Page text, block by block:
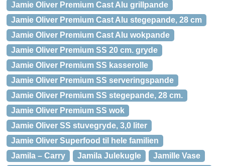
Jamie Oliver Premium Cast Alu grillpande
Jamie Oliver Premium Cast Alu stegepande, 28 cm
Jamie Oliver Premium Cast Alu wokpande
Jamie Oliver Premium SS 20 cm. gryde
Jamie Oliver Premium SS kasserolle
Jamie Oliver Premium SS serveringspande
Jamie Oliver Premium SS stegepande, 28 cm.
Jamie Oliver Premium SS wok
Jamie Oliver SS stuvegryde, 3,0 liter
Jamie Oliver Superfood til hele familien
Jamila – Carry
Jamila Julekugle
Jamille Vase